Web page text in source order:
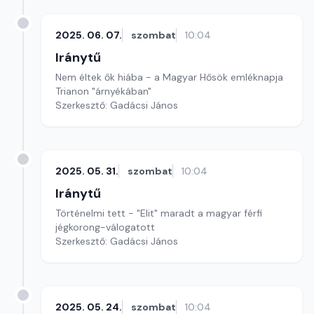
2025. 06. 07. szombat 10:04
Iránytű
Nem éltek ők hiába - a Magyar Hősök emléknapja
Trianon "árnyékában"
Szerkesztő: Gadácsi János
2025. 05. 31. szombat 10:04
Iránytű
Történelmi tett - "Elit" maradt a magyar férfi
jégkorong-válogatott
Szerkesztő: Gadácsi János
2025. 05. 24. szombat 10:04